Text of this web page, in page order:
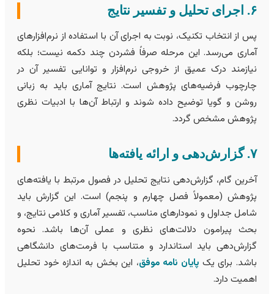
از انتخاب تکنیک، نوبت به اجرای آن با استفاده از نرم‌افزارهای
می‌رسد. این مرحله صرفاً فشردن چند دکمه نیست؛ بلکه
درک عمیق از خروجی نرم‌افزار و توانایی تفسیر آن در
فرضیه‌های پژوهش است. نتایج آماری باید به زبانی
و گویا توضیح داده شوند و ارتباط آن‌ها با ادبیات نظری
مشخص گردد.
گام، گزارش‌دهی نتایج تحلیل در فصول مرتبط با یافته‌های
(معمولاً فصل چهارم و پنجم) است. این گزارش باید
جداول و نمودارهای مناسب، تفسیر آماری و کلامی نتایج، و
پیرامون دلالت‌های نظری و عملی آن‌ها باشد. نحوه
باید استاندارد و متناسب با فرمت‌های دانشگاهی
برای یکپایان نامه موفق، این بخش به اندازه خود تحلیل
دارد.